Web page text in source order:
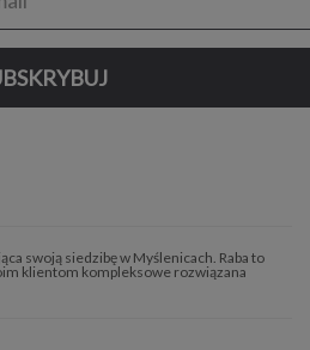
swoją siedzibę w Myślenicach. Raba to
klientom kompleksowe rozwiązana